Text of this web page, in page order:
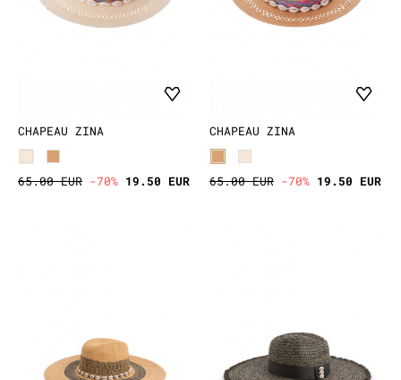
CHAPEAU ZINA
65.00 EUR -70% 19.50 EUR
CHAPEAU ZINA
65.00 EUR -70% 19.50 EUR